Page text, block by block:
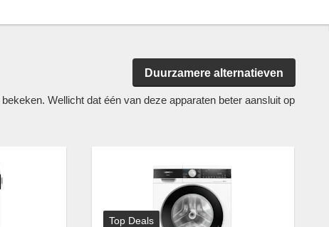
Duurzamere alternatieven
Wellicht dat één van deze apparaten beter aansluit op
Top Deals